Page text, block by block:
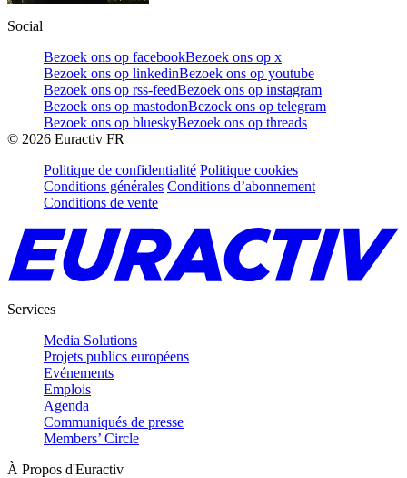
Social
Bezoek ons op facebookBezoek ons op x
Bezoek ons op linkedinBezoek ons op youtube
Bezoek ons op rss-feedBezoek ons op instagram
Bezoek ons op mastodonBezoek ons op telegram
Bezoek ons op blueskyBezoek ons op threads
© 2026 Euractiv FR
Politique de confidentialité Politique cookies
Conditions générales Conditions d’abonnement
Conditions de vente
Services
Media Solutions
Projets publics européens
Evénements
Emplois
Agenda
Communiqués de presse
Members’ Circle
À Propos d'Euractiv